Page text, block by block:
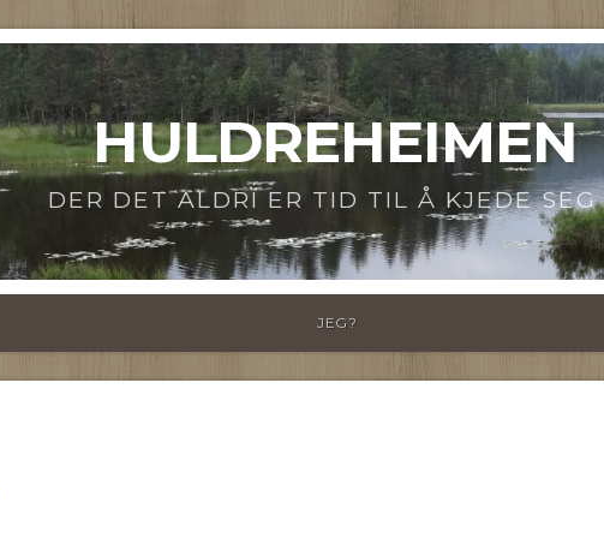
HULDREHEIMEN
DER DET ALDRI ER TID TIL Å KJEDE SEG
JEG?